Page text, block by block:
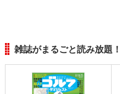
雑誌がまるごと読み放題！